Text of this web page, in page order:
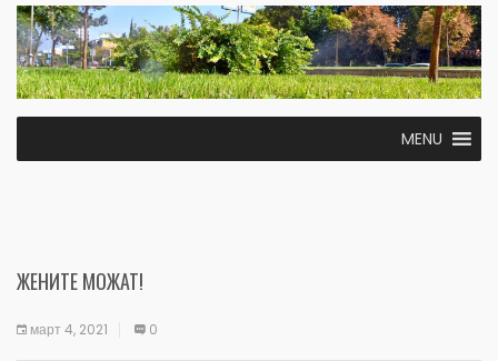
MENU
ЖЕНИТЕ МОЖАТ!
март 4, 2021 0